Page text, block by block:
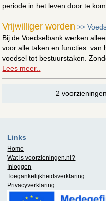
periode in het leven door te
Vrijwilliger worden >>
Bij de Voedselbank werken
voor alle taken en functies: van
voedsel tot bestuurstaken.
Lees meer..
2
Links
Home
Wat is voorzieningen.nl?
Inloggen
Toegankelijkheidsverklaring
Privacyverklaring